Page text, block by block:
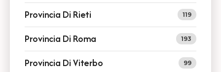
Provincia Di Rieti 119
Provincia Di Roma 193
Provincia Di Viterbo 99